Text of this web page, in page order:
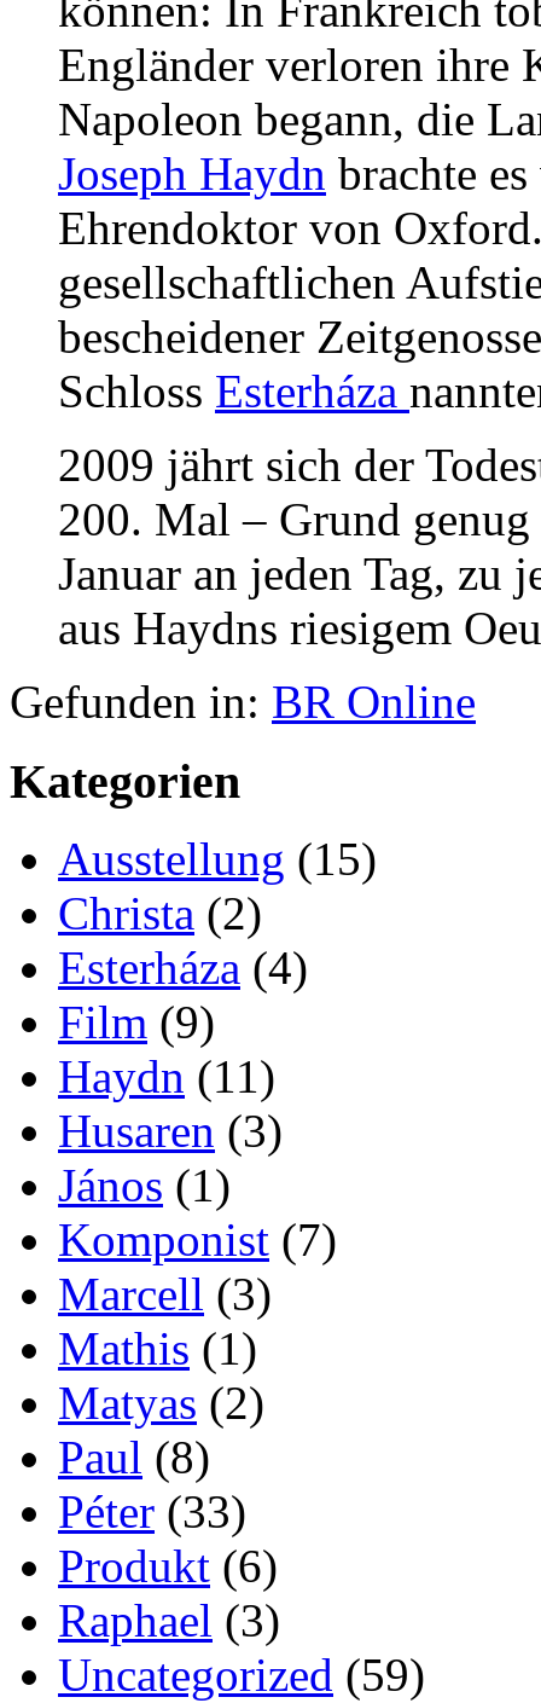
Engländer verloren ihre
Napoleon begann, die
Joseph Haydn brachte
Ehrendoktor von
gesellschaftlichen
bescheidener
Schloss Esterháza
2009 jährt sich der
200. Mal – Grund
Januar an jeden Tag, zu
aus Haydns riesigem
Gefunden in: BR Online
Kategorien
Ausstellung (15)
Christa (2)
Esterháza (4)
Film (9)
Haydn (11)
Husaren (3)
János (1)
Komponist (7)
Marcell (3)
Mathis (1)
Matyas (2)
Paul (8)
Péter (33)
Produkt (6)
Raphael (3)
Uncategorized (59)